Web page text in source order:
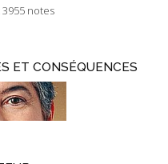
notes
ET CONSÉQUENCES